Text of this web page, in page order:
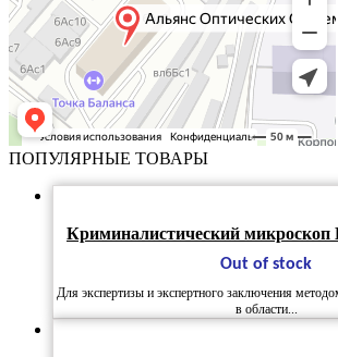
ПОПУЛЯРНЫЕ ТОВАРЫ
Криминалистический микроскоп
Out of stock
Для экспертизы и экспертного заключения
в области...